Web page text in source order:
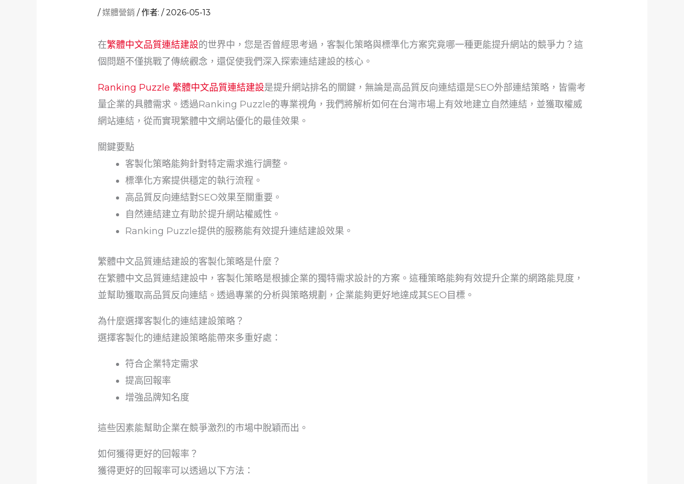
/媒體營銷 / 作者:/2026-05-13
在繁體中文品質連結建設的世界中，您是否曾經思考過，客製化策略與標準化方案究竟哪一種更能提升網站的競爭力？這
個問題不僅挑戰了傳統觀念，還促使我們深入探索連結建設的核心。
Ranking Puzzle 繁體中文品質連結建設是提升網站排名的關鍵，無論是高品質反向連結還是SEO外部連結策略，皆需考
量企業的具體需求。透過Ranking Puzzle的專業視角，我們將解析如何在台灣市場上有效地建立自然連結，並獲取權威
網站連結，從而實現繁體中文網站優化的最佳效果。
關鍵要點
客製化策略能夠針對特定需求進行調整。
標準化方案提供穩定的執行流程。
高品質反向連結對SEO效果至關重要。
自然連結建立有助於提升網站權威性。
Ranking Puzzle提供的服務能有效提升連結建設效果。
繁體中文品質連結建設的客製化策略是什麼？
在繁體中文品質連結建設中，客製化策略是根據企業的獨特需求設計的方案。這種策略能夠有效提升企業的網路能見度，
並幫助獲取高品質反向連結。透過專業的分析與策略規劃，企業能夠更好地達成其SEO目標。
為什麼選擇客製化的連結建設策略？
選擇客製化的連結建設策略能帶來多重好處：
符合企業特定需求
提高回報率
增強品牌知名度
這些因素能幫助企業在競爭激烈的市場中脫穎而出。
如何獲得更好的回報率？
獲得更好的回報率可以透過以下方法：